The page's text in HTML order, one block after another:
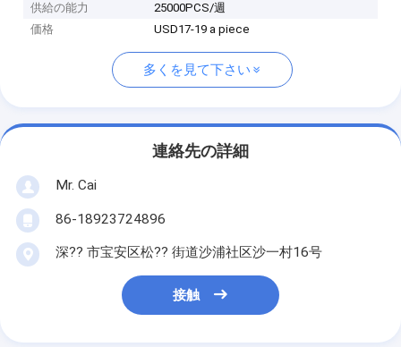
供給の能力
25000PCS/週
価格
USD17-19 a piece
多くを見て下さい
連絡先の詳細
Mr. Cai
86-18923724896
深?? 市宝安区松?? 街道沙浦社区沙一村16号
接触